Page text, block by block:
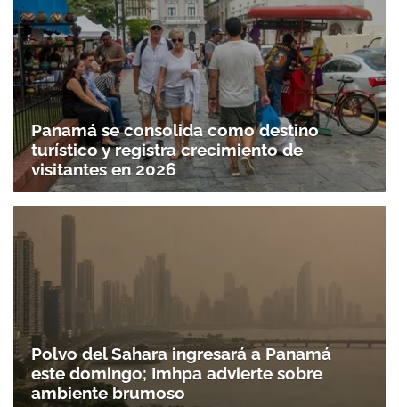
Panamá se consolida como destino
turístico y registra crecimiento de
visitantes en 2026
Polvo del Sahara ingresará a Panamá
este domingo; Imhpa advierte sobre
ambiente brumoso